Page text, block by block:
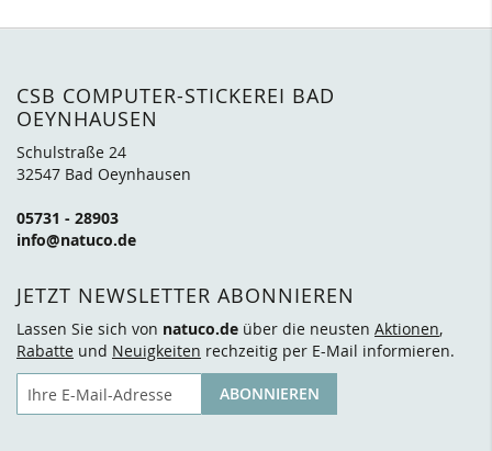
CSB COMPUTER-STICKEREI BAD
OEYNHAUSEN
Schulstraße 24
32547 Bad Oeynhausen
05731 - 28903
info@natuco.de
JETZT NEWSLETTER ABONNIEREN
Lassen Sie sich von natuco.de über die neusten Aktionen,
Rabatte und Neuigkeiten rechzeitig per E-Mail informieren.
ABONNIEREN